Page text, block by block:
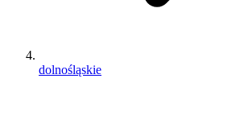
dolnośląskie